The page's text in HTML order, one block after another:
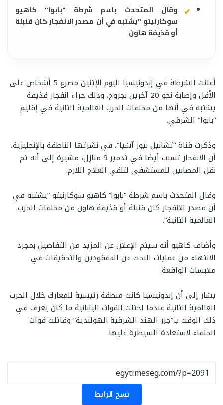
وقال المتحدث باسم شرطة "بابوا" كاهيو
سوكارنيتو "يشتبه في أن مصدر الانفجار كان قنبلة
أو قذيفة هاون
أعلنت الشرطة في إندونيسيا اليوم الإثنين مصرع 5 أشخاص على
الأقل وإصابة نحو 20 آخرين بجروح، وذلك جراء انفجار قذيفة
يشتبه في أنها من مخلفات الحرب العالمية الثانية في إقليم
“بابوا” الشرقي.
وذكرت قناة “تشانيل نيوز آشيا”، في نشرتها الناطقة بالإنجليزية،
أن الانفجار تسبب أيضا في تدمير 9 منازل، مشيرة إلى أنه تم
نقل المصابين للمستشفى لتلقي العلاج اللازم.
وقال المتحدث باسم شرطة “بابوا” كاهيو سوكارنيتو “يشتبه في
أن مصدر الانفجار كان قنبلة أو قذيفة هاون من مخلفات الحرب
العالمية الثانية”.
وأضاف كاهيو أنه سيتم الإعلان عن المزيد من التفاصيل بمجرد
الانتهاء من عمليات البحث عن المفقودين والتحقيقات في
ملابسات الواقعة.
يشار إلى أن إندونيسيا كانت منطقة رئيسية للمعارك خلال الحرب
العالمية الثانية عندما احتلت القوات اليابانية ما كان يعرف في
ذلك الوقت ب”جزر الهند الشرقية الهولندية” وقاتلت قوات
الحلفاء لاستعادة السيطرة عليها.
نسخ الرابط